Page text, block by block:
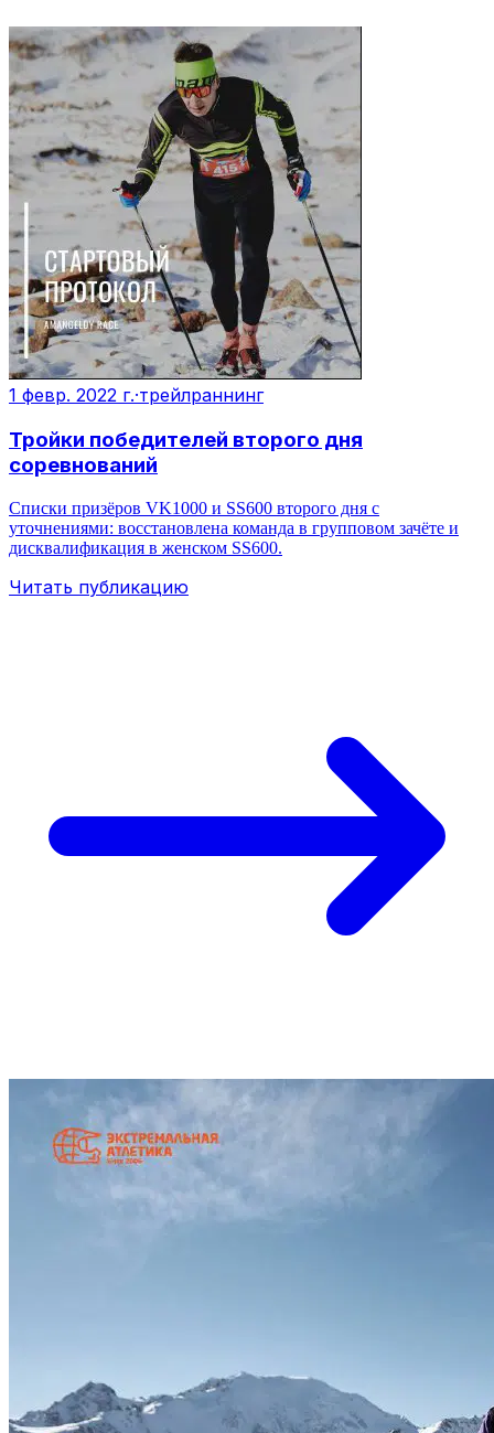
1 февр. 2022 г.·трейлраннинг
Тройки победителей второго дня
соревнований
Списки призёров VK1000 и SS600 второго дня с
уточнениями: восстановлена команда в групповом зачёте и
дисквалификация в женском SS600.
Читать публикацию